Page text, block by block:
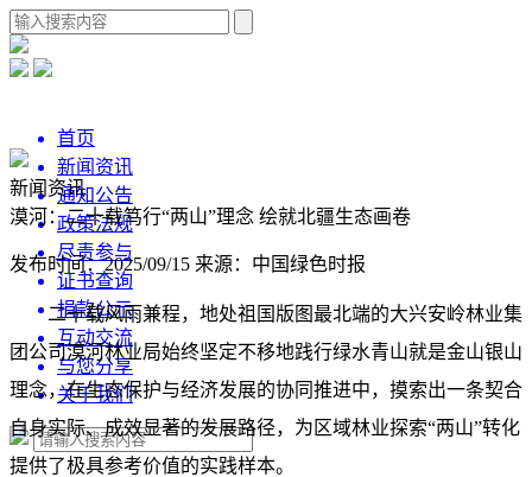
首页
新闻资讯
通知公告
政策法规
尽责参与
证书查询
捐款公示
互动交流
与您分享
关于我们
新闻资讯
漠河：二十载笃行“两山”理念 绘就北疆生态画卷
发布时间：2025/09/15 来源：中国绿色时报
二十载风雨兼程，地处祖国版图最北端的大兴安岭林业集
团公司漠河林业局始终坚定不移地践行绿水青山就是金山银山
理念，在生态保护与经济发展的协同推进中，摸索出一条契合
自身实际、成效显著的发展路径，为区域林业探索“两山”转化
提供了极具参考价值的实践样本。